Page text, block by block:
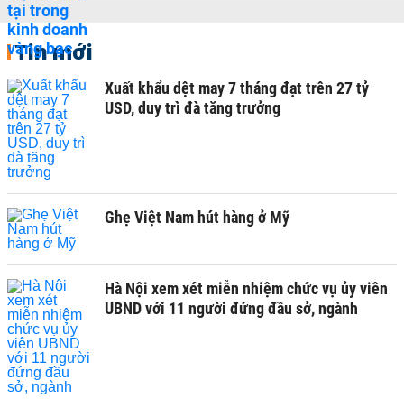
Tin mới
Xuất khẩu dệt may 7 tháng đạt trên 27 tỷ
USD, duy trì đà tăng trưởng
Ghẹ Việt Nam hút hàng ở Mỹ
Hà Nội xem xét miễn nhiệm chức vụ ủy viên
UBND với 11 người đứng đầu sở, ngành